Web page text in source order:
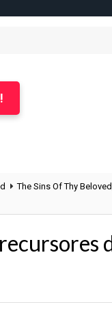
The Sins Of Thy